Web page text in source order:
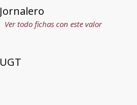
Jornalero
Ver todo fichas con este valor
UGT